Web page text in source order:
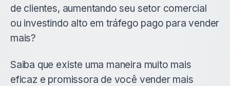
de clientes, aumentando seu setor comercial
ou investindo alto em tráfego pago para vender
mais?
Saiba que existe uma maneira muito mais
eficaz e promissora de você vender mais